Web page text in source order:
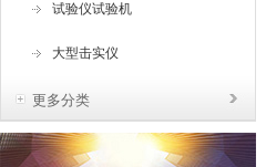
试验仪试验机
大型击实仪
更多分类